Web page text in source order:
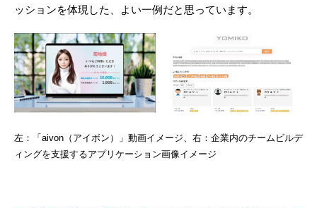
ッションを体現した、よい一例だと思っています。
左：「aivon（アイボン）」動画イメージ、右：企業内のチームビルデ
ィングを支援するアプリケーション画像イメージ